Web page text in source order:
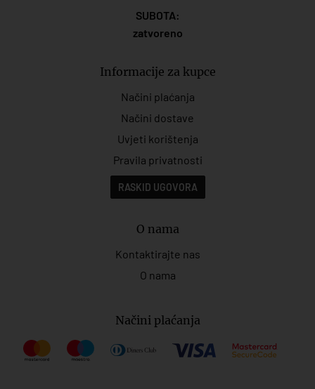
SUBOTA:
zatvoreno
Informacije za kupce
Načini plaćanja
Načini dostave
Uvjeti korištenja
Pravila privatnosti
RASKID UGOVORA
O nama
Kontaktirajte nas
O nama
Načini plaćanja